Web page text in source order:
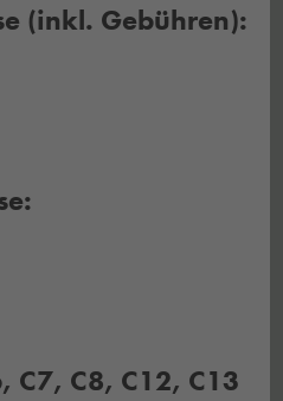
(inkl. Gebühren):
C7, C8, C12, C13